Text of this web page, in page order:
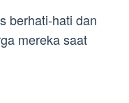
berhati-hati dan
mereka saat